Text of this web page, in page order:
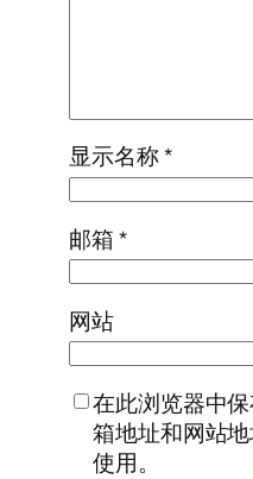
显示名称*
邮箱*
网站
在此浏览器中
箱地址和网站
使用。